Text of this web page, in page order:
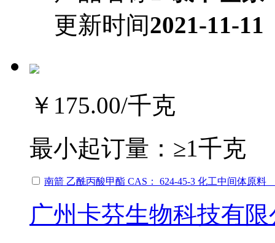
更新时间2021-11-11
￥175.00/千克
最小起订量： ≥1千克
南箭 乙酰丙酸甲酯 CAS： 624-45-3 化工中间体原
广州卡芬生物科技有